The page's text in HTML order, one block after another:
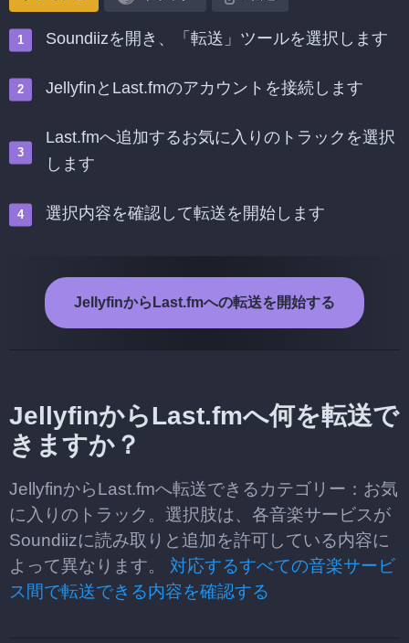
Soundiizを開き、「転送」ツールを選択します
JellyfinとLast.fmのアカウントを接続します
Last.fmへ追加するお気に入りのトラックを選択
します
選択内容を確認して転送を開始します
JellyfinからLast.fmへの転送を開始する
JellyfinからLast.fmへ何を転送で
きますか？
JellyfinからLast.fmへ転送できるカテゴリー：お気
に入りのトラック。選択肢は、各音楽サービスが
Soundiizに読み取りと追加を許可している内容に
よって異なります。 対応するすべての音楽サービ
ス間で転送できる内容を確認する